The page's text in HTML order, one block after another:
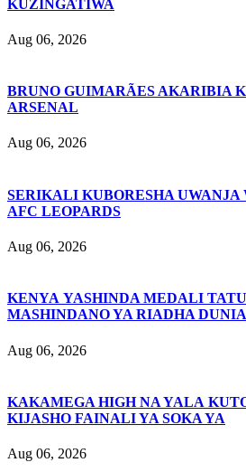
KUZINGATIWA
Aug 06, 2026
BRUNO GUIMARÃES AKARIBIA
ARSENAL
Aug 06, 2026
SERIKALI KUBORESHA UWANJA
AFC LEOPARDS
Aug 06, 2026
KENYA YASHINDA MEDALI
MASHINDANO YA RIADHA DUNIA
Aug 06, 2026
KAKAMEGA HIGH NA YALA
KIJASHO FAINALI YA SOKA YA
Aug 06, 2026